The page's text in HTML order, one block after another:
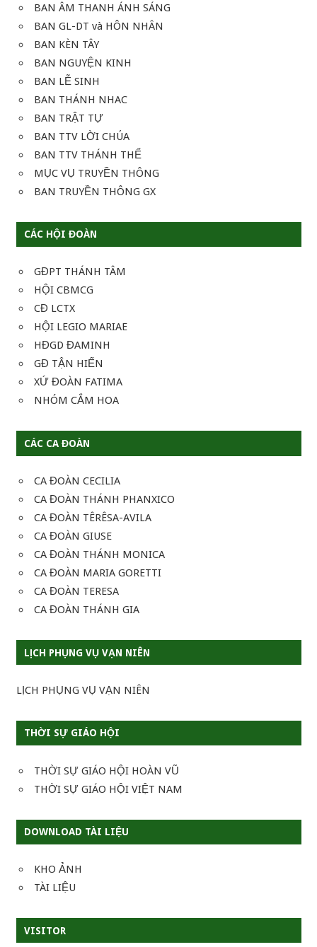
BAN ÂM THANH ÁNH SÁNG
BAN GL-DT và HÔN NHÂN
BAN KÈN TÂY
BAN NGUYỆN KINH
BAN LỄ SINH
BAN THÁNH NHAC
BAN TRẬT TỰ
BAN TTV LỜI CHÚA
BAN TTV THÁNH THỂ
MỤC VỤ TRUYỀN THÔNG
BAN TRUYỀN THÔNG GX
CÁC HỘI ĐOÀN
GĐPT THÁNH TÂM
HỘI CBMCG
CĐ LCTX
HỘI LEGIO MARIAE
HĐGD ĐAMINH
GĐ TẬN HIẾN
XỨ ĐOÀN FATIMA
NHÓM CẮM HOA
CÁC CA ĐOÀN
CA ĐOÀN CECILIA
CA ĐOÀN THÁNH PHANXICO
CA ĐOÀN TÊRÊSA-AVILA
CA ĐOÀN GIUSE
CA ĐOÀN THÁNH MONICA
CA ĐOÀN MARIA GORETTI
CA ĐOÀN TERESA
CA ĐOÀN THÁNH GIA
LỊCH PHỤNG VỤ VẠN NIÊN
LỊCH PHỤNG VỤ VẠN NIÊN
THỜI SỰ GIÁO HỘI
THỜI SỰ GIÁO HỘI HOÀN VŨ
THỜI SỰ GIÁO HỘI VIỆT NAM
DOWNLOAD TÀI LIỆU
KHO ẢNH
TÀI LIỆU
VISITOR